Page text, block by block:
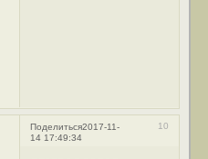
Поделиться 10
2017-11-
14 17:49:34